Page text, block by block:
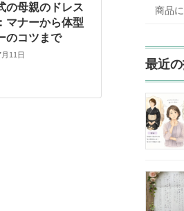
の母親のドレス
マナーから体型
のコツまで
11日
商品
最近